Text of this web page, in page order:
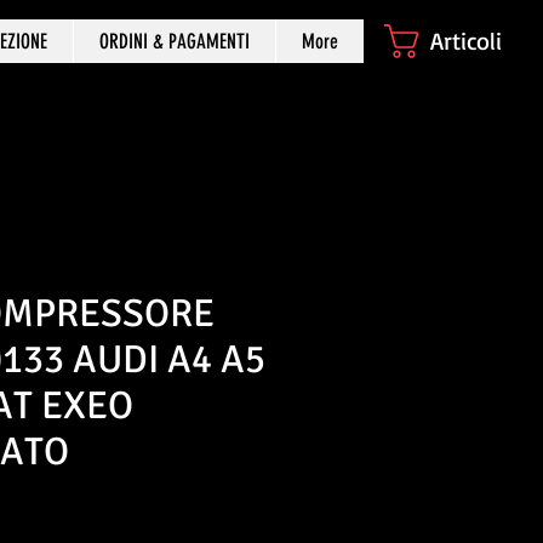
ORDINI & PAGAMENTI More Articoli
AUDI A4 A5
EXEO